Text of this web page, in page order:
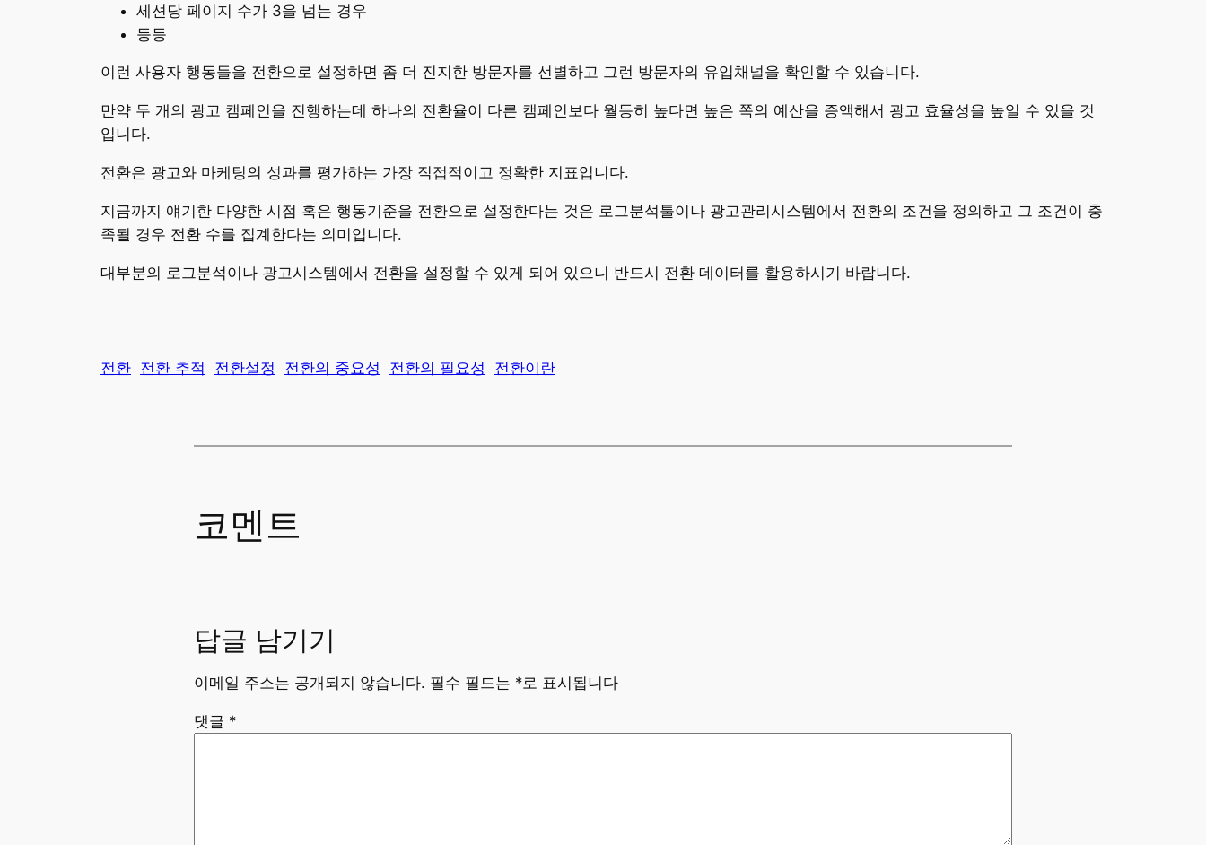
세션당 페이지 수가 3을 넘는 경우
등등
이런 사용자 행동들을 전환으로 설정하면 좀 더 진지한 방문자를 선별하고 그런 방문자의 유입채널을 확인할 수 있습니다.
만약 두 개의 광고 캠페인을 진행하는데 하나의 전환율이 다른 캠페인보다 월등히 높다면 높은 쪽의 예산을 증액해서 광고 효율성을 높일 수 있을 것
입니다.
전환은 광고와 마케팅의 성과를 평가하는 가장 직접적이고 정확한 지표입니다.
지금까지 얘기한 다양한 시점 혹은 행동기준을 전환으로 설정한다는 것은 로그분석툴이나 광고관리시스템에서 전환의 조건을 정의하고 그 조건이 충
족될 경우 전환 수를 집계한다는 의미입니다.
대부분의 로그분석이나 광고시스템에서 전환을 설정할 수 있게 되어 있으니 반드시 전환 데이터를 활용하시기 바랍니다.
전환 전환 추적 전환설정 전환의 중요성 전환의 필요성 전환이란
코멘트
답글 남기기
이메일 주소는 공개되지 않습니다. 필수 필드는 *로 표시됩니다
댓글 *